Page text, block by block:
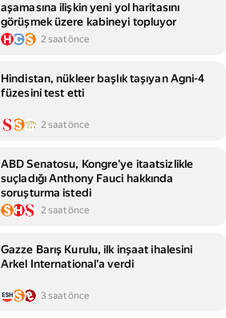
aşamasına ilişkin yeni yol haritasını
görüşmek üzere kabineyi topluyor
2 saat önce
Hindistan, nükleer başlık taşıyan Agni-4
füzesini test etti
2 saat önce
ABD Senatosu, Kongre'ye itaatsizlikle
suçladığı Anthony Fauci hakkında
soruşturma istedi
2 saat önce
Gazze Barış Kurulu, ilk inşaat ihalesini
Arkel International'a verdi
3 saat önce